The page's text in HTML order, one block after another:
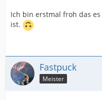
Ich bin erstmal froh das
ist.
Fastpuck
Meister